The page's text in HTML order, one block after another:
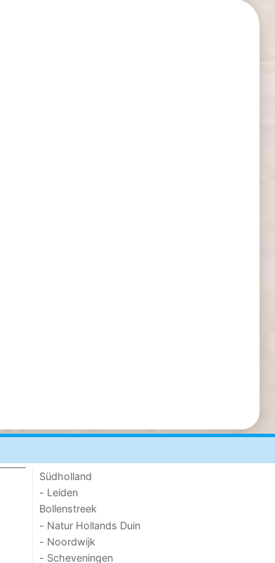
Südholland
- Leiden
Bollenstreek
- Natur Hollands Duin
- Noordwijk
- Scheveningen